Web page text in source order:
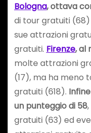
Bologna, ottava
di tour gratuiti (68)
sue attrazioni
gratuiti. Firenze, al
molte attrazioni
(17), ma ha meno
gratuiti (618).
un punteggio di 58
gratuiti (63) ed